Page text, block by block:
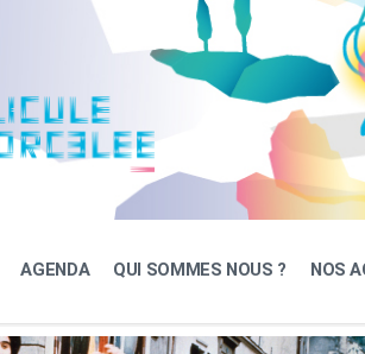
AGENDA QUI SOMMES NOUS ? NOS